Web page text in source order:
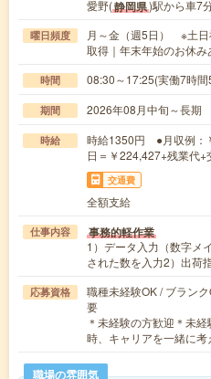
愛野(静岡県)駅から車7
曜日頻度
月～金（週5日） ※土日
取得｜年末年始のお休み
時間 08:30～17:25(実働7時
期間 2026年08月中旬～長期
時給
時給1350円 ●月収例：
日＝￥224,427+残業代+
交通費
全額支給
仕事内容 事務的軽作業
1）データ入力（数字メ
された数を入力2）出荷
応募資格
職種未経験OK / ブラン
要
＊未経験の方歓迎＊未
時、キャリアを一緒に
職場の雰囲気